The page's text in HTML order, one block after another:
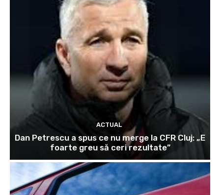
ACTUAL
Dan Petrescu a spus ce nu merge la CFR Cluj: „E
foarte greu să ceri rezultate”